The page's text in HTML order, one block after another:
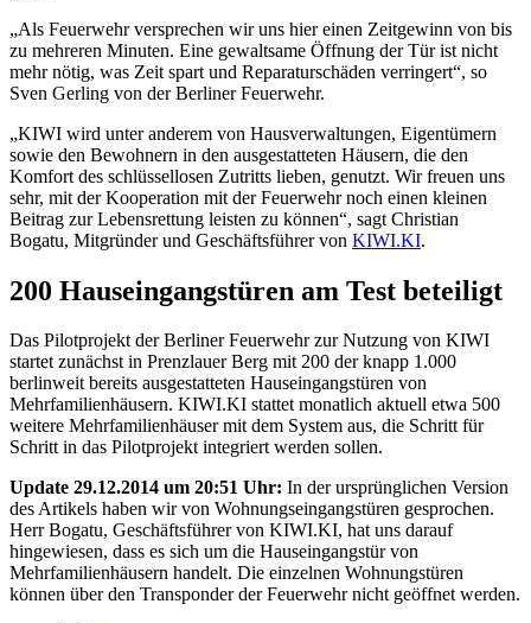
„Als Feuerwehr versprechen wir uns hier einen Zeitgewinn von bis
zu mehreren Minuten. Eine gewaltsame Öffnung der Tür ist nicht
mehr nötig, was Zeit spart und Reparaturschäden verringert“, so
Sven Gerling von der Berliner Feuerwehr.
„KIWI wird unter anderem von Hausverwaltungen, Eigentümern
sowie den Bewohnern in den ausgestatteten Häusern, die den
Komfort des schlüssellosen Zutritts lieben, genutzt. Wir freuen uns
sehr, mit der Kooperation mit der Feuerwehr noch einen kleinen
Beitrag zur Lebensrettung leisten zu können“, sagt Christian
Bogatu, Mitgründer und Geschäftsführer von KIWI.KI.
200 Hauseingangstüren am Test beteiligt
Das Pilotprojekt der Berliner Feuerwehr zur Nutzung von KIWI
startet zunächst in Prenzlauer Berg mit 200 der knapp 1.000
berlinweit bereits ausgestatteten Hauseingangstüren von
Mehrfamilienhäusern. KIWI.KI stattet monatlich aktuell etwa 500
weitere Mehrfamilienhäuser mit dem System aus, die Schritt für
Schritt in das Pilotprojekt integriert werden sollen.
Update 29.12.2014 um 20:51 Uhr: In der ursprünglichen Version
des Artikels haben wir von Wohnungseingangstüren gesprochen.
Herr Bogatu, Geschäftsführer von KIWI.KI, hat uns darauf
hingewiesen, dass es sich um die Hauseingangstür von
Mehrfamilienhäusern handelt. Die einzelnen Wohnungstüren
können über den Transponder der Feuerwehr nicht geöffnet werden.